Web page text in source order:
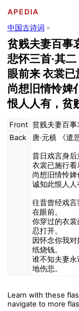
APEDIA
中国古诗词
贫贱夫妻百事
悲怀三首·其
眼前来 衣裳
尚想旧情怜婢
恨人人有，贫
Front 贫贱夫妻百事
Back
唐·元稹 《遣
昔日戏言身后
衣裳已施行看
尚想旧情怜婢
诚知此恨人人
往昔曾经戏
在眼前。
你穿过的衣
忍打开。
因怀念你我
纸烧钱。
谁不知夫妻
地伤悲。
Learn with these
navigate to more